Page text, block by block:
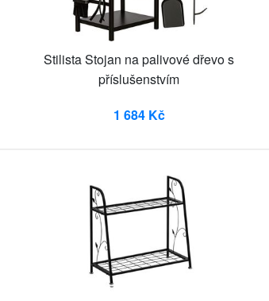
Stilista Stojan na palivové dřevo s
příslušenstvím
1 684 Kč